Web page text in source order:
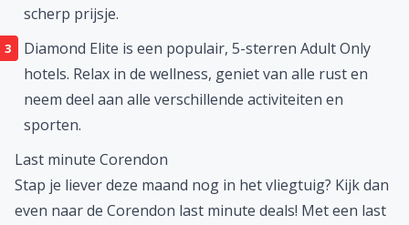
scherp prijsje.
Diamond Elite is een populair, 5-sterren Adult Only
hotels. Relax in de wellness, geniet van alle rust en
neem deel aan alle verschillende activiteiten en
sporten.
Last minute Corendon
Stap je liever deze maand nog in het vliegtuig? Kijk dan
even naar de Corendon last minute deals! Met een last